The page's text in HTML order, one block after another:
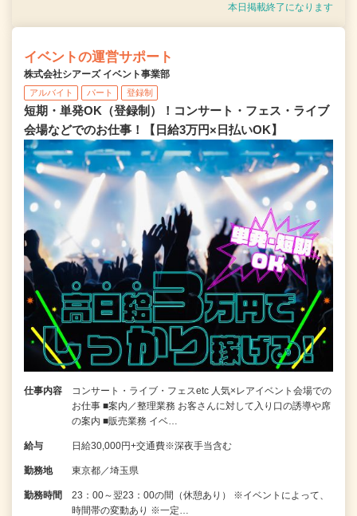
本日掲載終了になります
イベントの運営サポート
株式会社シアーズ イベント事業部
アルバイト パート 登録制
短期・単発OK（登録制）！コンサート・フェス・ライブ
会場などでのお仕事！【日給3万円×日払いOK】
仕事内容
コンサート・ライブ・フェスetc 人気×レアイベント会場での
お仕事 ■案内／整理業務 お客さんに対して入り口の誘導や席
の案内 ■販売業務 イベ…
給与 日給30,000円+交通費※深夜手当含む
勤務地 東京都／埼玉県
勤務時間
23：00～翌23：00の間（休憩あり） ※イベントによって、
時間帯の変動あり ※一定…